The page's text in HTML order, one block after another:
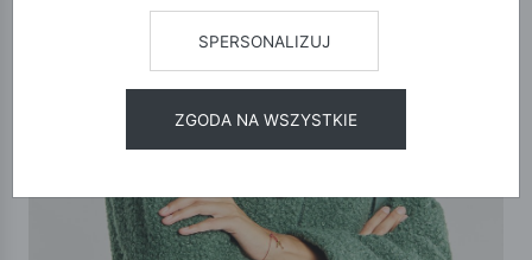
SPERSONALIZUJ
ZGODA NA WSZYSTKIE